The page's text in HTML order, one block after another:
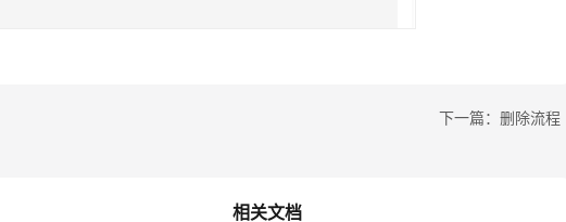
下一篇：删除流程
相关文档